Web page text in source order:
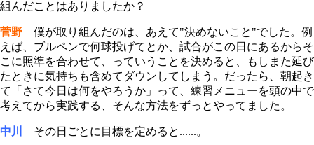
組んだことはありましたか？
菅野 僕が取り組んだのは、あえて"決めないこと"でした。例
えば、ブルペンで何球投げてとか、試合がこの日にあるからそ
こに照準を合わせて、っていうことを決めると、もしまた延び
たときに気持ちも含めてダウンしてしまう。だったら、朝起き
て「さて今日は何をやろうか」って、練習メニューを頭の中で
考えてから実践する、そんな方法をずっとやってました。
中川 その日ごとに目標を定めると......。